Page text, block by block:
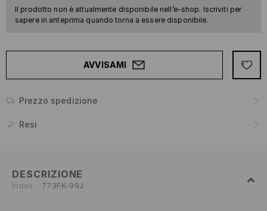
Il prodotto non è attualmente disponibile nell’e-shop. Iscriviti per
sapere in anteprima quando torna a essere disponibile.
AVVISAMI
Prezzo spedizione
Resi
DESCRIZIONE
Index 773FK-99J